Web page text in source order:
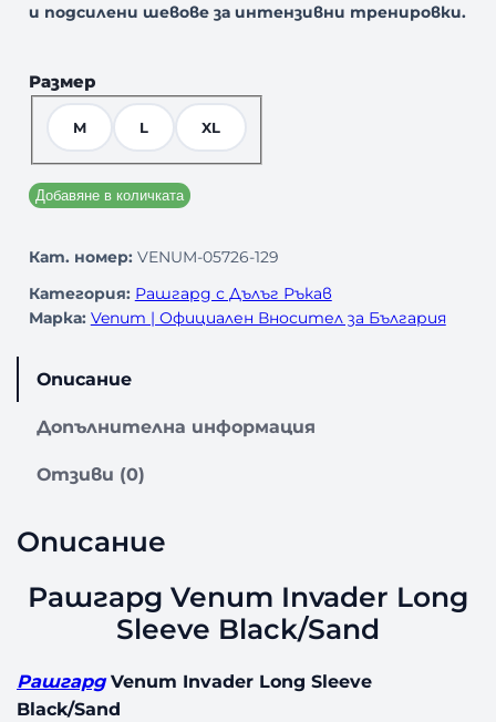
и подсилени шевове за интензивни тренировки.
Размер
M L XL
Добавяне в количката
Кат. номер: VENUM-05726-129
Категория: Рашгард с Дълъг Ръкав
Марка: Venum | Официален Вносител за България
Описание
Допълнителна информация
Отзиви (0)
Описание
Рашгард Venum Invader Long
Sleeve Black/Sand
РашгардVenum Invader Long Sleeve
Black/Sand